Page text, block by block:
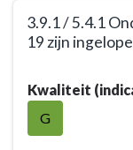
3.9.1 / 5.4.1
19 zijn
naar
navigatie
Kwaliteit
G